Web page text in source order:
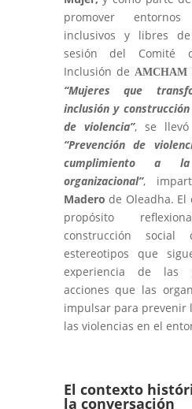
promover
inclusivos y libres
sesión del Comité
Inclusión de AMCHAM
“Mujeres que
inclusión y
de violencia”, se
“Prevención de
cumplimiento a la
organizacional”,
Madero de Oleadha. El
propósito
construcción
estereotipos que
experiencia de las
acciones que las
impulsar para prevenir
las violencias en el
El contexto
la conversación